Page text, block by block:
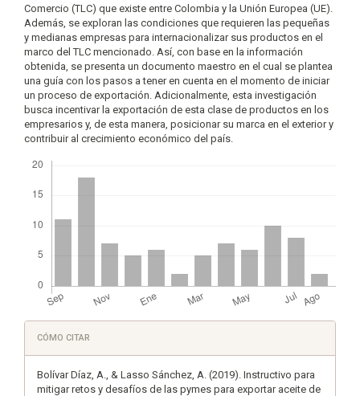
Comercio (TLC) que existe entre Colombia y la Unión Europea (UE).
Además, se exploran las condiciones que requieren las pequeñas
y medianas empresas para internacionalizar sus productos en el
marco del TLC mencionado. Así, con base en la información
obtenida, se presenta un documento maestro en el cual se plantea
una guía con los pasos a tener en cuenta en el momento de iniciar
un proceso de exportación. Adicionalmente, esta investigación
busca incentivar la exportación de esta clase de productos en los
empresarios y, de esta manera, posicionar su marca en el exterior y
contribuir al crecimiento económico del país.
Detalles
del
artículo
CÓMO CITAR
Bolívar Díaz, A., & Lasso Sánchez, A. (2019). Instructivo para
mitigar retos y desafíos de las pymes para exportar aceite de